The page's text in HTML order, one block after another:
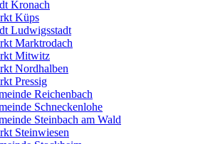
Kronach
Küps
Ludwigsstadt
Marktrodach
Mitwitz
Nordhalben
Pressig
Reichenbach
Schneckenlohe
Steinbach am Wald
Steinwiesen